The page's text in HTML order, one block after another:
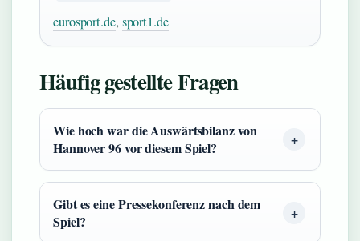
eurosport.de, sport1.de
Häufig gestellte Fragen
Wie hoch war die Auswärtsbilanz von
Hannover 96 vor diesem Spiel?
Gibt es eine Pressekonferenz nach dem
Spiel?